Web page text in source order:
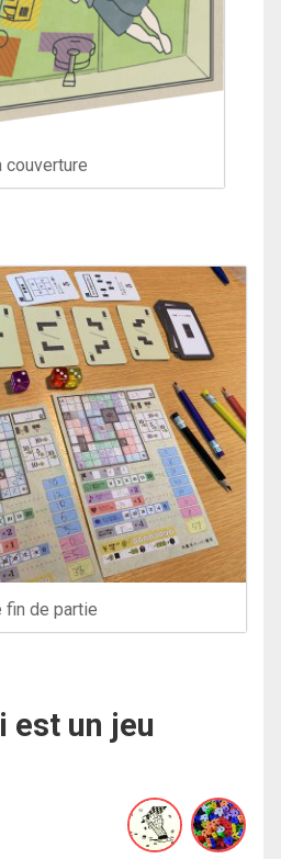
couverture
fin de partie
est un jeu